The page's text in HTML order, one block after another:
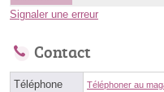
Signaler une erreur
Contact
Téléphone Téléphoner au